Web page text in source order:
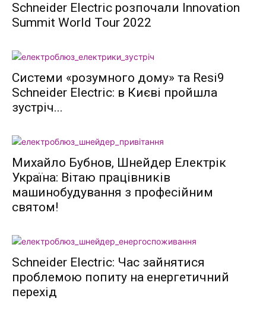
Schneider Electric розпочали Innovation
Summit World Tour 2022
Системи «розумного дому» та Resi9
Schneider Electric: в Києві пройшла
зустріч...
Михайло Бубнов, Шнейдер Електрік
Україна: Вітаю працівників
машинобудування з професійним
святом!
Schneider Electric: Час зайнятися
проблемою попиту на енергетичний
перехід